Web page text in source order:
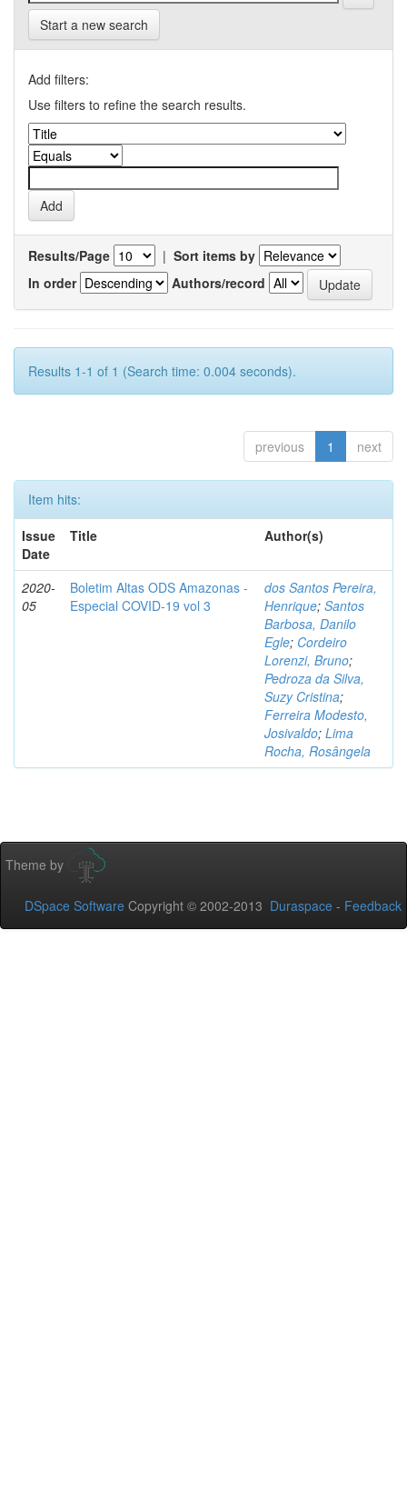
Start a new search
Add filters:
Use filters to refine the search results.
Results/Page | Sort items by
In order
Authors/record
Results 1-1 of 1 (Search time: 0.004 seconds).
previous 1 next
Item hits:
Issue
Date
Title Author(s)
2020-
05
Boletim Altas ODS Amazonas -
Especial COVID-19 vol 3
dos Santos Pereira,
Henrique; Santos
Barbosa, Danilo
Egle; Cordeiro
Lorenzi, Bruno;
Pedroza da Silva,
Suzy Cristina;
Ferreira Modesto,
Josivaldo; Lima
Rocha, Rosângela
Theme by
DSpace Software Copyright © 2002-2013 Duraspace - Feedback